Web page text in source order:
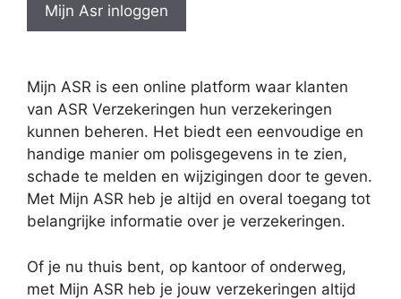
Mijn Asr inloggen
Mijn ASR is een online platform waar klanten
van ASR Verzekeringen hun verzekeringen
kunnen beheren. Het biedt een eenvoudige en
handige manier om polisgegevens in te zien,
schade te melden en wijzigingen door te geven.
Met Mijn ASR heb je altijd en overal toegang tot
belangrijke informatie over je verzekeringen.
Of je nu thuis bent, op kantoor of onderweg,
met Mijn ASR heb je jouw verzekeringen altijd